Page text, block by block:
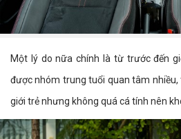
Một lý do nữa chính là từ trước đến
được nhóm trung tuổi quan tâm nhiều,
giới trẻ nhưng không quá cá tính nên